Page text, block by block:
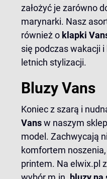
założyć je zarówno
marynarki. Nasz
również o klapki
się podczas wakacji
letnich stylizacji.
Bluzy Vans
Koniec z szarą i
Vansw naszym
model. Zachwycają
komfortem
printem. Na elwix.pl